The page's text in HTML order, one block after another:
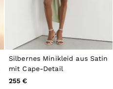
Silbernes Minikleid aus Satin
mit Cape-Detail
255 €